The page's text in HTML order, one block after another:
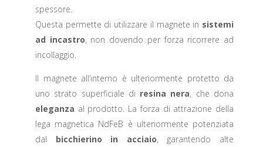
spessore.
Questa permette di utilizzare il magnete in sistemi
ad incastro, non dovendo per forza ricorrere ad
incollaggio.
Il magnete all’interno è ulteriormente protetto da
uno strato superficiale di resina nera, che dona
eleganza al prodotto. La forza di attrazione della
lega magnetica NdFeB è ulteriormente potenziata
dal bicchierino in acciaio, garantendo alte